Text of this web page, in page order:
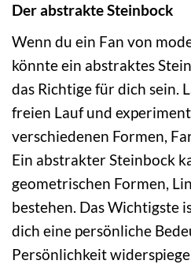
Der abstrakte Steinbock
Wenn du ein Fan von
könnte ein abstraktes
das Richtige für dich sein.
freien Lauf und
verschiedenen Formen,
Ein abstrakter Steinbock
geometrischen Formen,
bestehen. Das Wichtigste
dich eine persönliche
Persönlichkeit